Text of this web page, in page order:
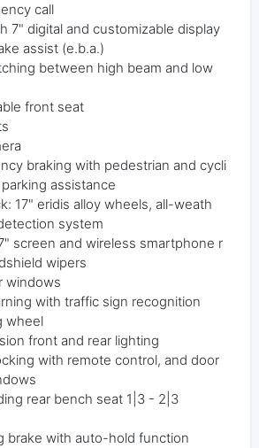
call
7" digital and customizable display
assist (e.b.a.)
between high beam and low
front seat
braking with pedestrian and cycli
assistance
17" eridis alloy wheels, all-weath
system
screen and wireless smartphone r
wipers
windows
with traffic sign recognition
wheel
front and rear lighting
with remote control, and door
rear bench seat 1|3 - 2|3
brake with auto-hold function